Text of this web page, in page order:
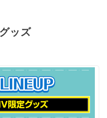
ッズ